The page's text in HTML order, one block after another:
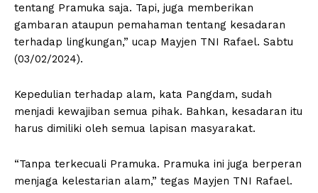
tentang Pramuka saja. Tapi, juga memberikan
gambaran ataupun pemahaman tentang kesadaran
terhadap lingkungan,” ucap Mayjen TNI Rafael. Sabtu
(03/02/2024).
Kepedulian terhadap alam, kata Pangdam, sudah
menjadi kewajiban semua pihak. Bahkan, kesadaran itu
harus dimiliki oleh semua lapisan masyarakat.
“Tanpa terkecuali Pramuka. Pramuka ini juga berperan
menjaga kelestarian alam,” tegas Mayjen TNI Rafael.